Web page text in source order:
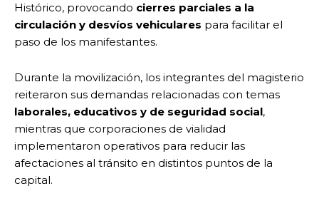
Histórico, provocando cierres parciales a la
circulación y desvíos vehiculares para facilitar el
paso de los manifestantes.
Durante la movilización, los integrantes del magisterio
reiteraron sus demandas relacionadas con temas
laborales, educativos y de seguridad social,
mientras que corporaciones de vialidad
implementaron operativos para reducir las
afectaciones al tránsito en distintos puntos de la
capital.